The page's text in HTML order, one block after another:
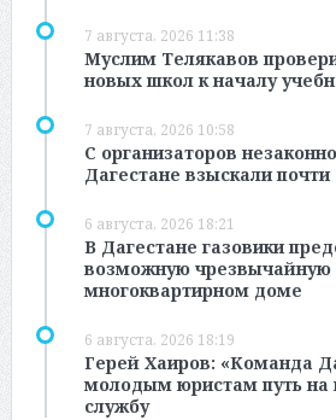
7 августа, 2026 11:38
Муслим Телякавов
новых школ к началу
7 августа, 2026 10:58
С организаторов
Дагестане взыскали
6 августа, 2026 18:21
В Дагестане газовики
возможную чрезвычайную
многоквартирном доме
6 августа, 2026 18:19
Герей Хаиров: «Команда
молодым юристам путь на
службу